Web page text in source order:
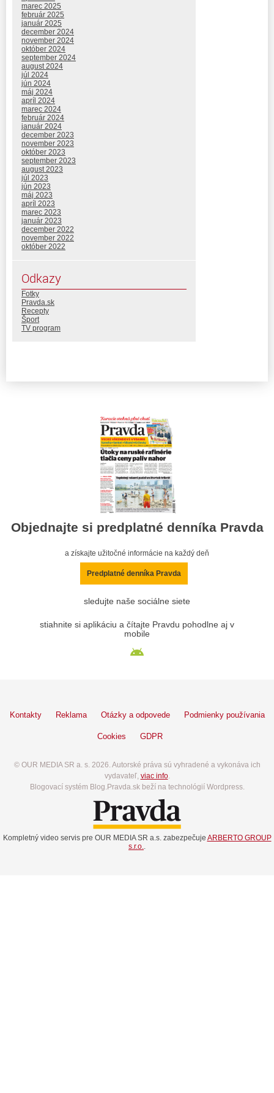
marec 2025
február 2025
január 2025
december 2024
november 2024
október 2024
september 2024
august 2024
júl 2024
jún 2024
máj 2024
apríl 2024
marec 2024
február 2024
január 2024
december 2023
november 2023
október 2023
september 2023
august 2023
júl 2023
jún 2023
máj 2023
apríl 2023
marec 2023
január 2023
december 2022
november 2022
október 2022
Odkazy
Fotky
Pravda.sk
Recepty
Šport
TV program
Objednajte si predplatné denníka Pravda
a získajte užitočné informácie na každý deň
Predplatné denníka Pravda
sledujte naše sociálne siete
stiahnite si aplikáciu a čítajte Pravdu pohodlne aj v
mobile
Kontakty Reklama Otázky a odpovede Podmienky používania
Cookies GDPR
© OUR MEDIA SR a. s. 2026. Autorské práva sú vyhradené a vykonáva ich
vydavateľ, viac info.
Blogovací systém Blog.Pravda.sk beží na technológií Wordpress.
Kompletný video servis pre OUR MEDIA SR a.s. zabezpečuje ARBERTO GROUP
s.r.o..